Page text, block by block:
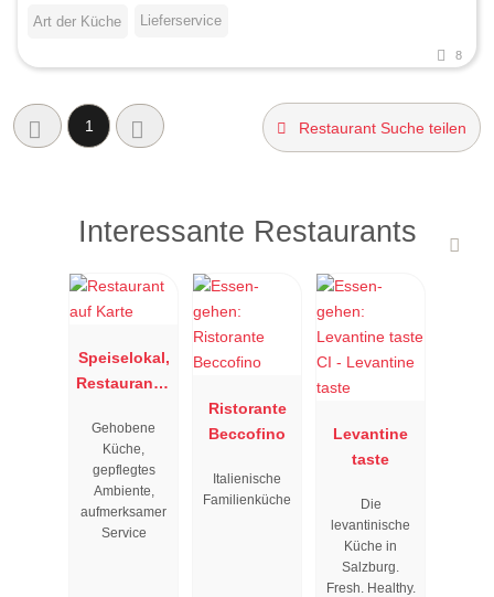
Art der Küche Lieferservice
8
1 Restaurant Suche teilen
Interessante Restaurants
Speiselokal,
Restaurant "
"
Gehobene
Küche,
gepflegtes
Ambiente,
aufmerksamer
Service
Ristorante
Beccofino
Italienische
Familienküche
Levantine
taste
Die
levantinische
Küche in
Salzburg.
Fresh. Healthy.